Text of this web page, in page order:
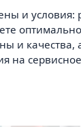
и условия:
и качества,
на сервисное